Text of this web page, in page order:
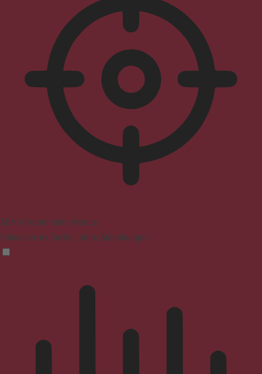
ADHD-freundlicher Modus
Fokussiertes Surfen, ohne Ablenkungen